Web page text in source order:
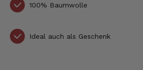
100% Baumwolle
Ideal auch als Geschenk